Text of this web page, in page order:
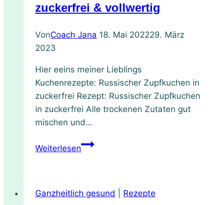
zuckerfrei & vollwertig
VonCoach Jana 18. Mai 202229. März
2023
Hier eeins meiner Lieblings
Kuchenrezepte: Russischer Zupfkuchen in
zuckerfrei Rezept: Russischer Zupfkuchen
in zuckerfrei Alle trockenen Zutaten gut
mischen und…
WeiterlesenRussischer
&
Ganzheitlich gesund Rezepte